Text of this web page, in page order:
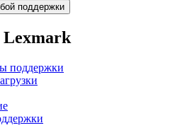
поддержки
Lexmark
поддержки